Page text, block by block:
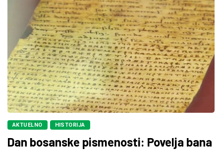
AKTUELNO HISTORIJA
Dan bosanske pismenosti: Povelja bana